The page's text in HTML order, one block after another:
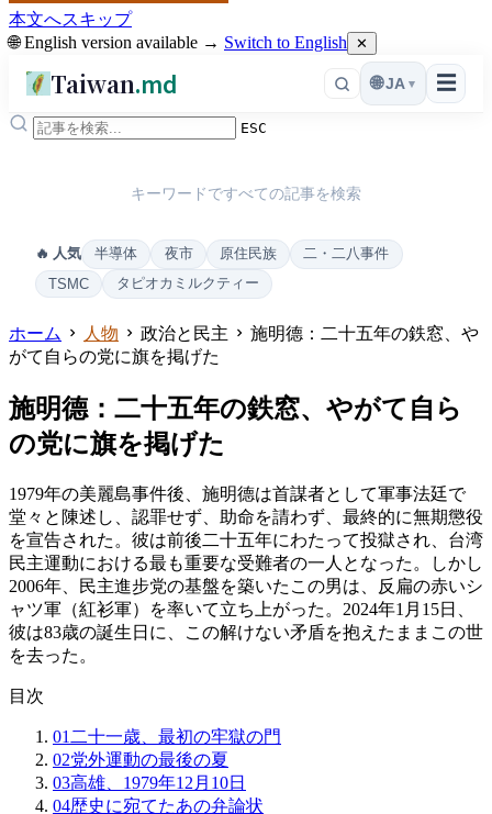
本文へスキップ
🌐 English version available → Switch to English ✕
Taiwan.md ☰
🌐 JA ▾
ESC
キーワードですべての記事を検索
🔥 人気 半導体 夜市 原住民族
二・二八事件
TSMC
タピオカミルクティー
ホーム 人物 政治と民主
施明德：二十五年の鉄窓、や
がて自らの党に旗を掲げた
施明德：二十五年の鉄窓、やがて自ら
の党に旗を掲げた
1979年の美麗島事件後、施明德は首謀者として軍事法廷で
堂々と陳述し、認罪せず、助命を請わず、最終的に無期懲役
を宣告された。彼は前後二十五年にわたって投獄され、台湾
民主運動における最も重要な受難者の一人となった。しかし
2006年、民主進步党の基盤を築いたこの男は、反扁の赤いシ
ャツ軍（紅衫軍）を率いて立ち上がった。2024年1月15日、
彼は83歳の誕生日に、この解けない矛盾を抱えたままこの世
を去った。
目次
01 二十一歳、最初の牢獄の門
02党外運動の最後の夏
03高雄、1979年12月10日
04歴史に宛てたあの弁論状